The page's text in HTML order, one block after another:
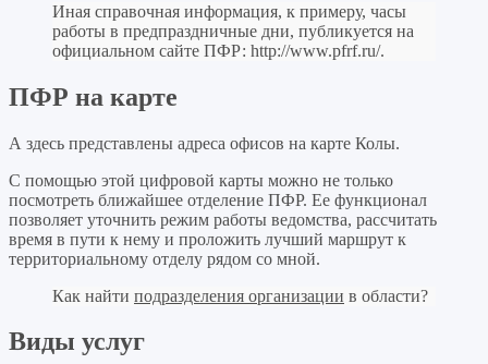
Иная справочная информация, к примеру, часы
работы в предпраздничные дни, публикуется на
официальном сайте ПФР: http://www.pfrf.ru/.
ПФР на карте
А здесь представлены адреса офисов на карте Колы.
С помощью этой цифровой карты можно не только
посмотреть ближайшее отделение ПФР. Ее функционал
позволяет уточнить режим работы ведомства, рассчитать
время в пути к нему и проложить лучший маршрут к
территориальному отделу рядом со мной.
Как найти подразделения организации в области?
Виды услуг